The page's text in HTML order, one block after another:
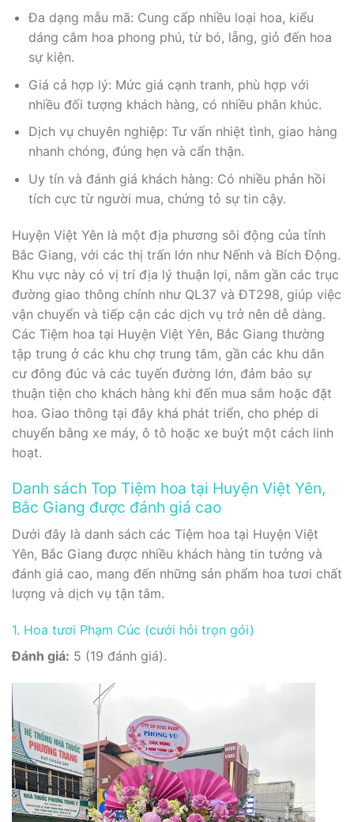
Đa dạng mẫu mã: Cung cấp nhiều loại hoa, kiểu
dáng cắm hoa phong phú, từ bó, lẵng, giỏ đến hoa
sự kiện.
Giá cả hợp lý: Mức giá cạnh tranh, phù hợp với
nhiều đối tượng khách hàng, có nhiều phân khúc.
Dịch vụ chuyên nghiệp: Tư vấn nhiệt tình, giao hàng
nhanh chóng, đúng hẹn và cẩn thận.
Uy tín và đánh giá khách hàng: Có nhiều phản hồi
tích cực từ người mua, chứng tỏ sự tin cậy.
Huyện Việt Yên là một địa phương sôi động của tỉnh
Bắc Giang, với các thị trấn lớn như Nếnh và Bích Động.
Khu vực này có vị trí địa lý thuận lợi, nằm gần các trục
đường giao thông chính như QL37 và ĐT298, giúp việc
vận chuyển và tiếp cận các dịch vụ trở nên dễ dàng.
Các Tiệm hoa tại Huyện Việt Yên, Bắc Giang thường
tập trung ở các khu chợ trung tâm, gần các khu dân
cư đông đúc và các tuyến đường lớn, đảm bảo sự
thuận tiện cho khách hàng khi đến mua sắm hoặc đặt
hoa. Giao thông tại đây khá phát triển, cho phép di
chuyển bằng xe máy, ô tô hoặc xe buýt một cách linh
hoạt.
Danh sách Top Tiệm hoa tại Huyện Việt Yên,
Bắc Giang được đánh giá cao
Dưới đây là danh sách các Tiệm hoa tại Huyện Việt
Yên, Bắc Giang được nhiều khách hàng tin tưởng và
đánh giá cao, mang đến những sản phẩm hoa tươi chất
lượng và dịch vụ tận tâm.
1. Hoa tươi Phạm Cúc (cưới hỏi trọn gói)
Đánh giá: 5 (19 đánh giá).